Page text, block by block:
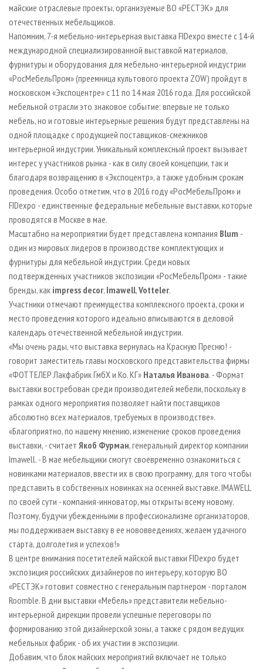
майские отраслевые проекты, организуемые ВО «РЕСТЭК» для
отечественных мебельщиков.
Напомним, 7-я мебельно-интерьерная выставка FIDexpo вместе с 14-й
международной специализированной выставкой материалов,
фурнитуры и оборудования для мебельно-интерьерной индустрии
«РосМебельПром» (преемница культового проекта ZOW) пройдут в
московском «Экспоцентре» с 11 по 14 мая 2016 года. Для российской
мебельной отрасли это знаковое событие: впервые не только
мебель, но и готовые интерьерные решения будут представлены на
одной площадке с продукцией поставщиков-смежников
интерьерной индустрии. Уникальный комплексный проект вызывает
интерес у участников рынка - как в силу своей концепции, так и
благодаря возвращению в «Экспоцентр», а также удобным срокам
проведения. Особо отметим, что в 2016 году «РосМебельПром» и
FIDexpo - единственные федеральные мебельные выставки, которые
проводятся в Москве в мае.
Масштабно на мероприятии будет представлена компания Blum -
один из мировых лидеров в производстве комплектующих и
фурнитуры для мебельной индустрии. Среди новых
подтвержденных участников экспозиции «РосМебельПром» - такие
бренды, как impress decor, Imawell,Votteler.
Участники отмечают преимущества комплексного проекта, сроки и
место проведения которого идеально вписываются в деловой
календарь отечественной мебельной индустрии.
«Мы очень рады, что выставка вернулась на Красную Пресню! -
говорит заместитель главы московского представительства фирмы
«ФОТТЕЛЕР Лакфабрик ГмбХ и Ко. КГ» Наталья Иванова. - Формат
выставки востребован среди производителей мебели, поскольку в
рамках одного мероприятия позволяет найти поставщиков
абсолютно всех материалов, требуемых в производстве».
«Благоприятно, по нашему мнению, изменение сроков проведения
выставки, - считает Якоб Фурман, генеральный директор компании
Imawell. - В мае мебельщики смогут своевременно ознакомиться с
новинками материалов, ввести их в свою программу, для того чтобы
представить в собственных новинках на осенней выставке. IMAWELL
по своей сути - компания-инноватор, мы открыты всему новому.
Поэтому, будучи убежденными в профессионализме организаторов,
мы поддерживаем выставку в ее нововведениях, желаем удачного
старта, долголетия и успехов!»
В центре внимания посетителей майской выставки FIDexpo будет
экспозиция российских дизайнеров по интерьеру, которую ВО
«РЕСТЭК» готовит совместно с генеральным партнером - порталом
Roomble. В дни выставки «Мебель» представители мебельно-
интерьерной дирекции провели успешные переговоры по
формированию этой дизайнерской зоны, а также с рядом ведущих
мебельных фабрик - об их участии в экспозиции.
Добавим, что блок майских мероприятий включает не только